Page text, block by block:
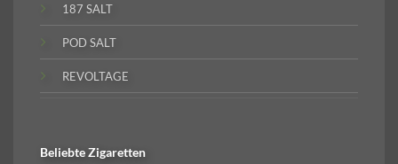
187 SALT
POD SALT
REVOLTAGE
BeliebteZigaretten